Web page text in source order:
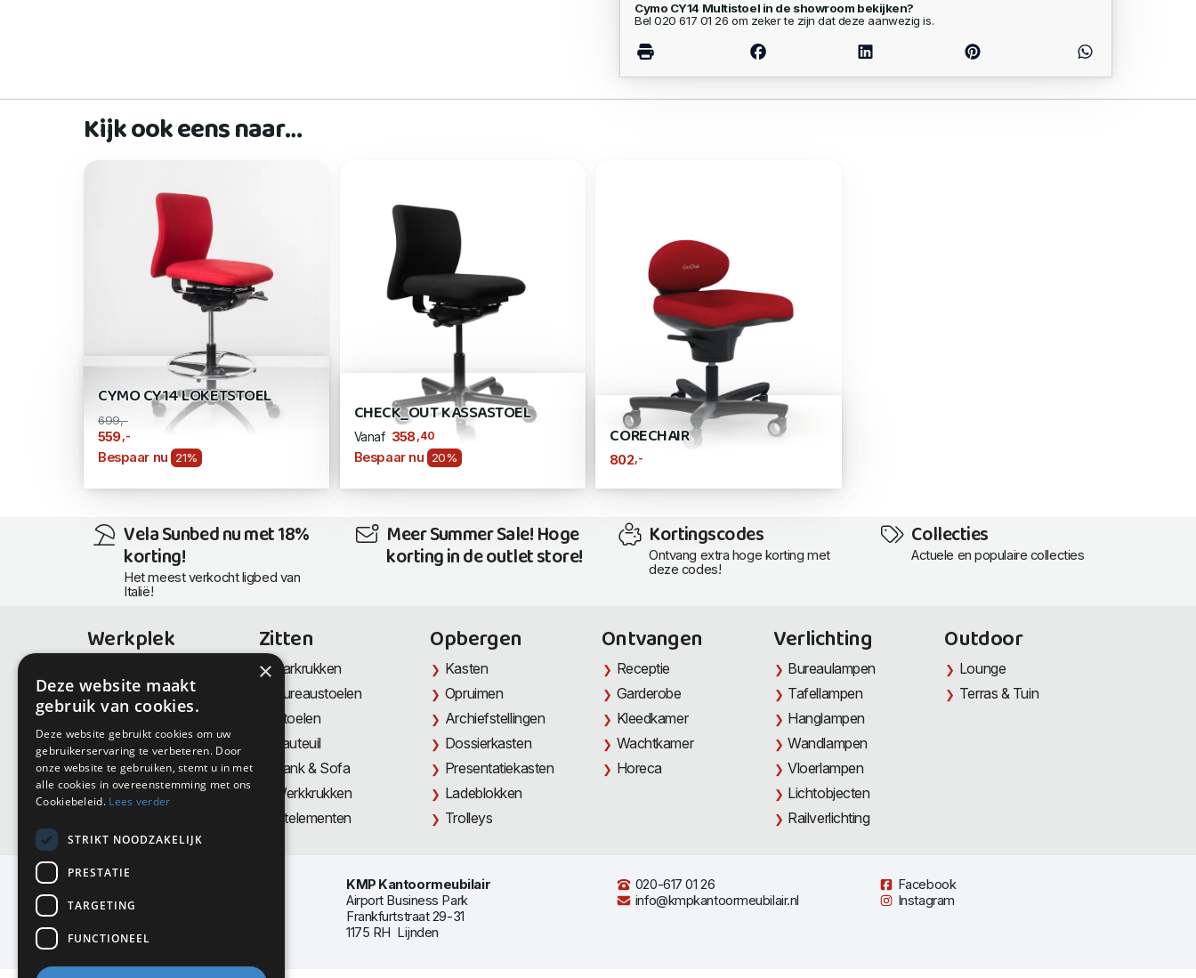
Cymo CY14 Multistoel in de showroom bekijken?
Bel 020 617 01 26 om zeker te zijn dat deze aanwezig is.
Kijk ook eens naar…
CYMO CY14 LOKETSTOEL
699,-
559 ,-
Bespaar nu 21%
CHECK_OUT KASSASTOEL
Vanaf 358 ,40
Bespaar nu 20%
CORECHAIR
802,-
Vela Sunbed nu met 18%
korting!
Het meest verkocht ligbed van
Italië!
Meer Summer Sale! Hoge
korting in de outlet store!
Kortingscodes
Ontvang extra hoge korting met
deze codes!
Collecties
Actuele en populaire collecties
Werkplek
Thuiswerkplek
Directiemeubilair
Akoestiek & Privacy
Tafels
Zitten
Barkrukken
Bureaustoelen
Stoelen
Fauteuil
Bank & Sofa
Werkkrukken
Zitelementen
Opbergen
Kasten
Opruimen
Archiefstellingen
Dossierkasten
Presentatiekasten
Ladeblokken
Trolleys
Ontvangen
Receptie
Garderobe
Kleedkamer
Wachtkamer
Horeca
Verlichting
Bureaulampen
Tafellampen
Hanglampen
Wandlampen
Vloerlampen
Lichtobjecten
Railverlichting
Outdoor
Lounge
Terras & Tuin
KMP Kantoormeubilair
Airport Business Park
Frankfurtstraat 29-31
1175 RH Lijnden
020-617 01 26
info@kmpkantoormeubilair.nl
Facebook
Instagram
×
Deze website maakt
gebruik van cookies.
Deze website gebruikt cookies om uw
gebruikerservaring te verbeteren. Door
onze website te gebruiken, stemt u in met
alle cookies in overeenstemming met ons
Cookiebeleid. Lees verder
STRIKT NOODZAKELIJK
PRESTATIE
TARGETING
FUNCTIONEEL